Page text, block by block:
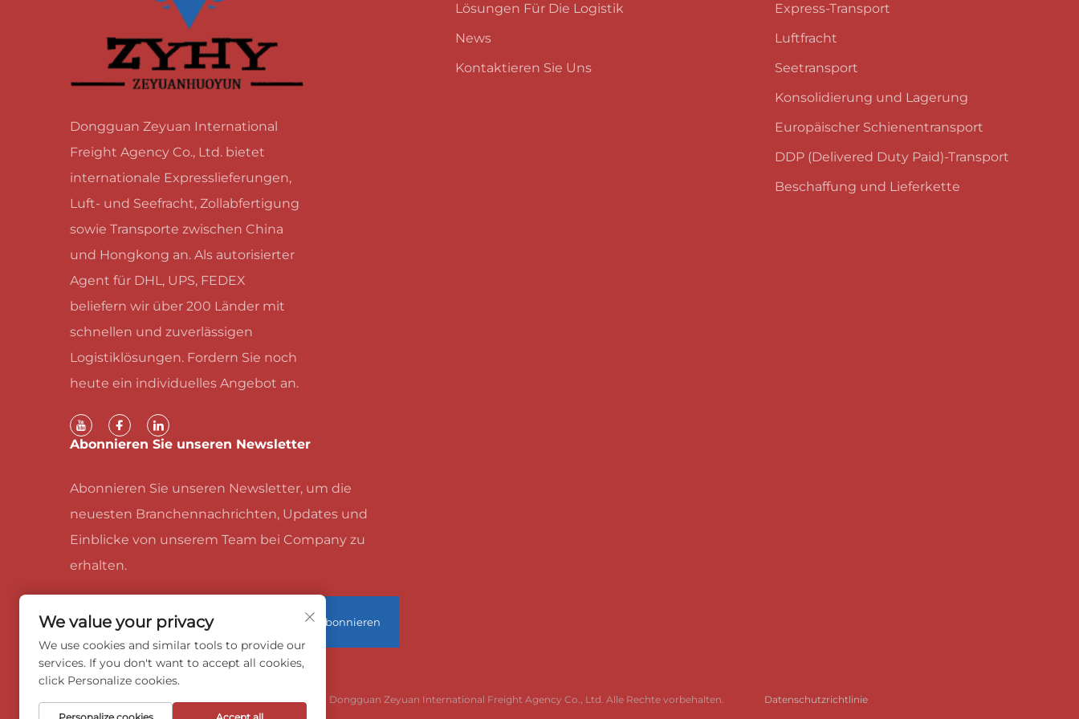
Dongguan Zeyuan International
Freight Agency Co., Ltd. bietet
internationale Expresslieferungen,
Luft- und Seefracht, Zollabfertigung
sowie Transporte zwischen China
und Hongkong an. Als autorisierter
Agent für DHL, UPS, FEDEX
beliefern wir über 200 Länder mit
schnellen und zuverlässigen
Logistiklösungen. Fordern Sie noch
heute ein individuelles Angebot an.
Lösungen Für Die Logistik
News
Kontaktieren Sie Uns
Express-Transport
Luftfracht
Seetransport
Konsolidierung und Lagerung
Europäischer Schienentransport
DDP (Delivered Duty Paid)-Transport
Beschaffung und Lieferkette
Abonnieren Sie unseren Newsletter
Abonnieren Sie unseren Newsletter, um die
neuesten Branchennachrichten, Updates und
Einblicke von unserem Team bei Company zu
erhalten.
Abonnieren
Copyright © 2026 China Dongguan Zeyuan International Freight Agency Co., Ltd. Alle Rechte vorbehalten. Datenschutzrichtlinie
We value your privacy
We use cookies and similar tools to provide our
services. If you don't want to accept all cookies,
click Personalize cookies.